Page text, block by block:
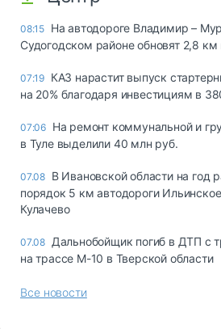
08:15 На автодороге Владимир –
Судогодском районе обновят 2,8 км
07:19 КАЗ нарастит выпуск
на 20% благодаря инвестициям в
07:06 На ремонт коммунальной и
в Туле выделили 40 млн руб.
07.08 В Ивановской области на год
порядок 5 км автодороги
Кулачево
07.08 Дальнобойщик погиб в ДТП с
на трассе М-10 в Тверской области
Все новости